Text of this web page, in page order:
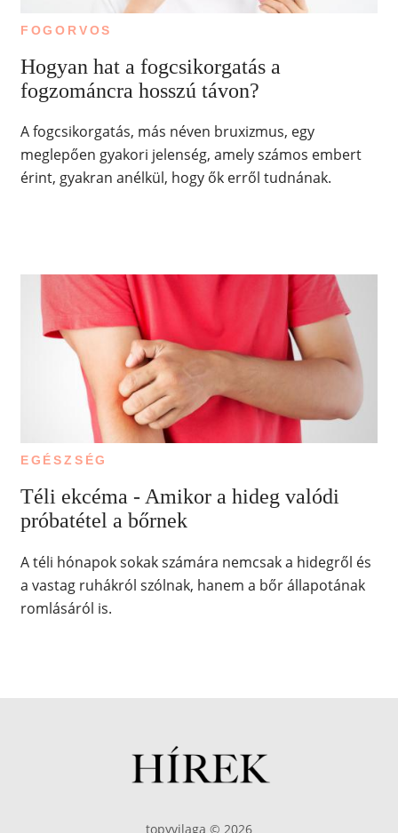
FOGORVOS
Hogyan hat a fogcsikorgatás a
fogzománcra hosszú távon?
A fogcsikorgatás, más néven bruxizmus, egy
meglepően gyakori jelenség, amely számos embert
érint, gyakran anélkül, hogy ők erről tudnának.
EGÉSZSÉG
Téli ekcéma - Amikor a hideg valódi
próbatétel a bőrnek
A téli hónapok sokak számára nemcsak a hidegről és
a vastag ruhákról szólnak, hanem a bőr állapotának
romlásáról is.
topyvilaga © 2026